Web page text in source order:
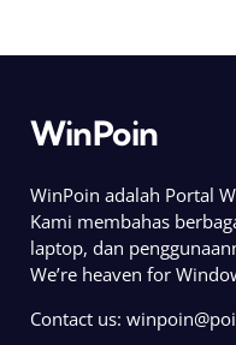
WinPoin
WinPoin adalah Portal
Kami membahas
laptop, dan
We’re heaven for
Contact us: